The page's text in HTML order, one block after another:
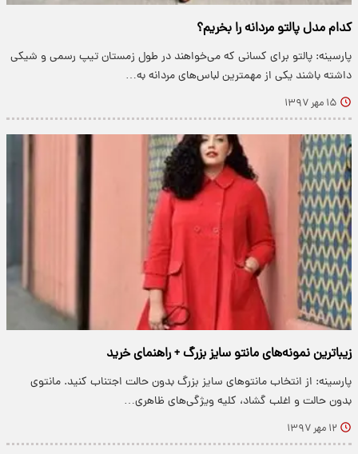
کدام مدل پالتو مردانه را بخریم؟
پارسینه: پالتو برای کسانی که می‌خواهند در طول زمستان تیپ رسمی و شیکی
داشته باشند یکی از مهمترین لباس‌های مردانه به…
۱۵ مهر ۱۳۹۷
زیباترین نمونه‌های مانتو سایز بزرگ + راهنمای خرید
پارسینه: از انتخاب مانتو‌های سایز بزرگ بدون حالت اجتناب کنید. مانتوی
بدون حالت و اغلب گشاد، کلیه ویژگی‌های ظاهری…
۱۲ مهر ۱۳۹۷